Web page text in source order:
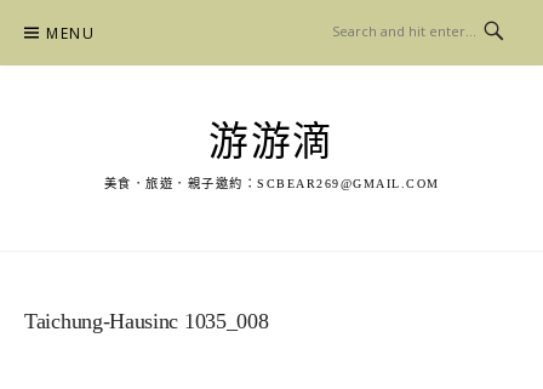
content
MENU
游游滴
美食．旅遊．親子邀約： SCBEAR269@GMAIL.COM
Taichung-Hausinc 1035_008